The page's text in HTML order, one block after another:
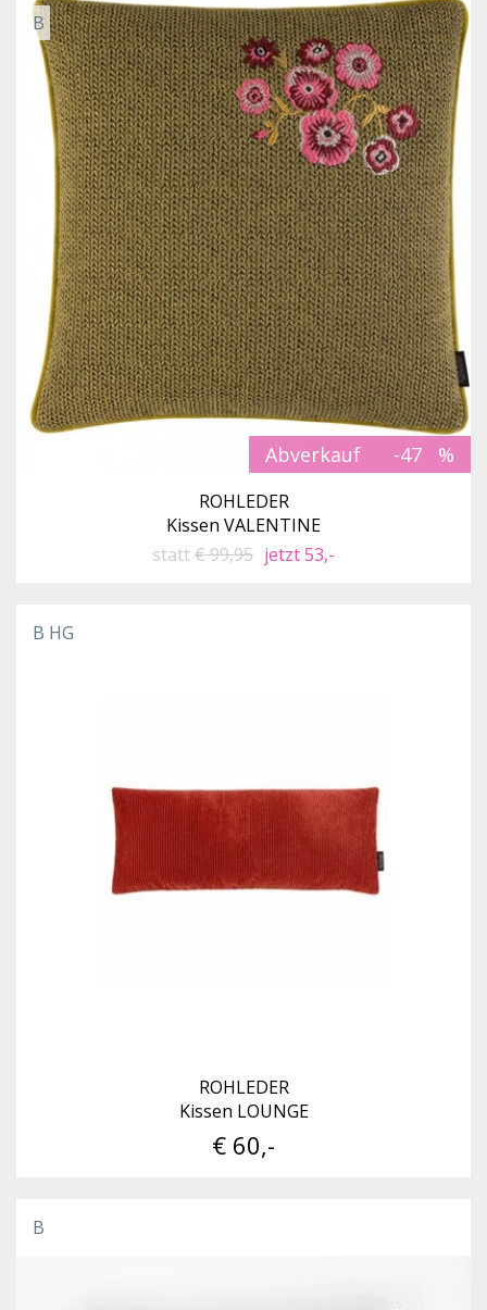
Abverkauf -47
B
ROHLEDER
Kissen VALENTINE
statt€ 99,95 jetzt 53,-
B HG
ROHLEDER
Kissen LOUNGE
€ 60,-
B